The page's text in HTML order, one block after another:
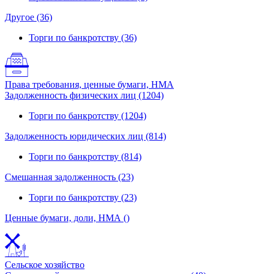
Другое (36)
Торги по банкротству (36)
Права требования, ценные бумаги, НМА
Задолженность физических лиц (1204)
Торги по банкротству (1204)
Задолженность юридических лиц (814)
Торги по банкротству (814)
Смешанная задолженность (23)
Торги по банкротству (23)
Ценные бумаги, доли, НМА ()
Сельское хозяйство